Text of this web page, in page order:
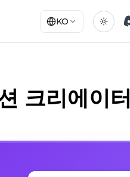
KO
크리에이터